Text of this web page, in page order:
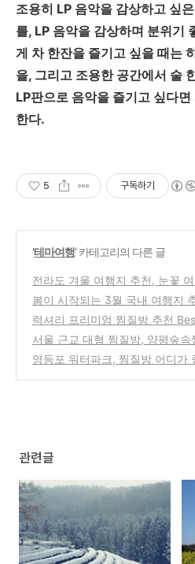
조용히 LP 음악을 감상하고 싶
를, LP 음악을 감상하며 분위기
게 차 한잔을 즐기고 싶을 때는
을, 그리고 조용한 공간에서 술
LP판으로 음악을 즐기고 싶다
한다.
5 구독하기
'테마여행' 카테고리의 다른 글
전라도 겨울 여행지 추천, 눈꽃
여행까지
(0)
봄이 시작되는 3월 국내 여행지
(0)
럭셔리 프리미엄 찜질방 추천
서울 근교 대형 찜질방, 양평숲속찜질
내힐빙클럽
(0)
영등포 워터파크, 찜질방 어디가
관련글